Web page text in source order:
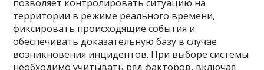
позволяет контролировать ситуацию на
территории в режиме реального времени,
фиксировать происходящие события и
обеспечивать доказательную базу в случае
возникновения инцидентов. При выборе системы
необходимо учитывать ряд факторов, включая